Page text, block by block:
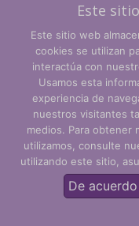
© CLARITY
Este
Este sitio web
cookies se utilizan
interactúa con
Usamos esta
experiencia de
nuestros visitantes
medios. Para obtener
utilizamos, consulte
utilizando este sitio,
De acuerdo